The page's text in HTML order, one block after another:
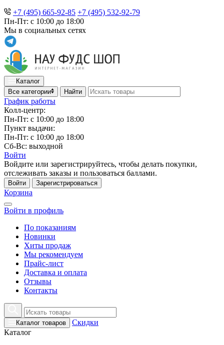
+7 (495) 665-92-85 +7 (495) 532-92-79
Пн-Пт: с 10:00 до 18:00
Мы в социальных сетях
Каталог
Все категории
Найти
График работы
Колл-центр:
Пн-Пт: с 10:00 до 18:00
Пункт выдачи:
Пн-Пт: с 10:00 до 18:00
Сб-Вс: выходной
Войти
Войдите или зарегистрируйтесь, чтобы делать покупки,
отслеживать заказы и пользоваться баллами.
Войти Зарегистрироваться
Корзина
Войти в профиль
По показаниям
Новинки
Хиты продаж
Мы рекомендуем
Прайс-лист
Доставка и оплата
Отзывы
Контакты
Каталог товаров
Скидки
Каталог